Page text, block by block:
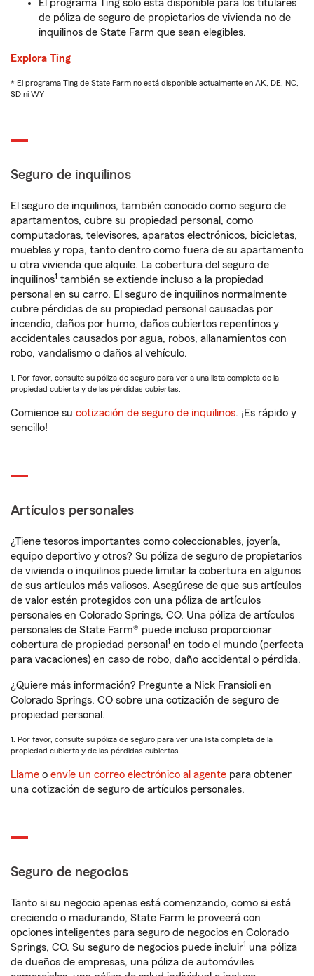
El programa Ting solo está disponible para los titulares
de póliza de seguro de propietarios de vivienda no de
inquilinos de State Farm que sean elegibles.
Explora Ting
* El programa Ting de State Farm no está disponible actualmente en AK, DE, NC,
SD ni WY
Seguro de inquilinos
El seguro de inquilinos, también conocido como seguro de
apartamentos, cubre su propiedad personal, como
computadoras, televisores, aparatos electrónicos, bicicletas,
muebles y ropa, tanto dentro como fuera de su apartamento
u otra vivienda que alquile. La cobertura del seguro de
inquilinos1 también se extiende incluso a la propiedad
personal en su carro. El seguro de inquilinos normalmente
cubre pérdidas de su propiedad personal causadas por
incendio, daños por humo, daños cubiertos repentinos y
accidentales causados por agua, robos, allanamientos con
robo, vandalismo o daños al vehículo.
1. Por favor, consulte su póliza de seguro para ver a una lista completa de la
propiedad cubierta y de las pérdidas cubiertas.
Comience su cotización de seguro de inquilinos. ¡Es rápido y
sencillo!
Artículos personales
¿Tiene tesoros importantes como coleccionables, joyería,
equipo deportivo y otros? Su póliza de seguro de propietarios
de vivienda o inquilinos puede limitar la cobertura en algunos
de sus artículos más valiosos. Asegúrese de que sus artículos
de valor estén protegidos con una póliza de artículos
personales en Colorado Springs, CO. Una póliza de artículos
personales de State Farm® puede incluso proporcionar
cobertura de propiedad personal 1 en todo el mundo (perfecta
para vacaciones) en caso de robo, daño accidental o pérdida.
¿Quiere más información? Pregunte a Nick Fransioli en
Colorado Springs, CO sobre una cotización de seguro de
propiedad personal.
1. Por favor, consulte su póliza de seguro para ver una lista completa de la
propiedad cubierta y de las pérdidas cubiertas.
Llame o envíe un correo electrónico al agente para obtener
una cotización de seguro de artículos personales.
Seguro de negocios
Tanto si su negocio apenas está comenzando, como si está
creciendo o madurando, State Farm le proveerá con
opciones inteligentes para seguro de negocios en Colorado
Springs, CO. Su seguro de negocios puede incluir1 una póliza
de dueños de empresas, una póliza de automóviles